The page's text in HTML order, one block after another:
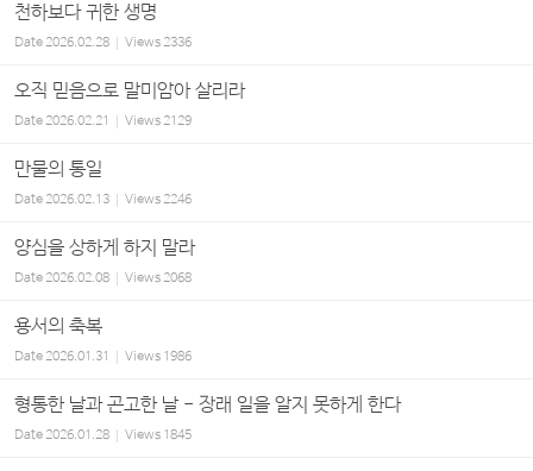
천하보다 귀한 생명
Date2026.02.28 Views2336
오직 믿음으로 말미암아 살리라
Date2026.02.21 Views2129
만물의 통일
Date2026.02.13 Views2246
양심을 상하게 하지 말라
Date2026.02.08 Views2068
용서의 축복
Date2026.01.31 Views 1986
형통한 날과 곤고한 날 - 장래 일을 알지 못하게 한다
Date2026.01.28 Views 1845